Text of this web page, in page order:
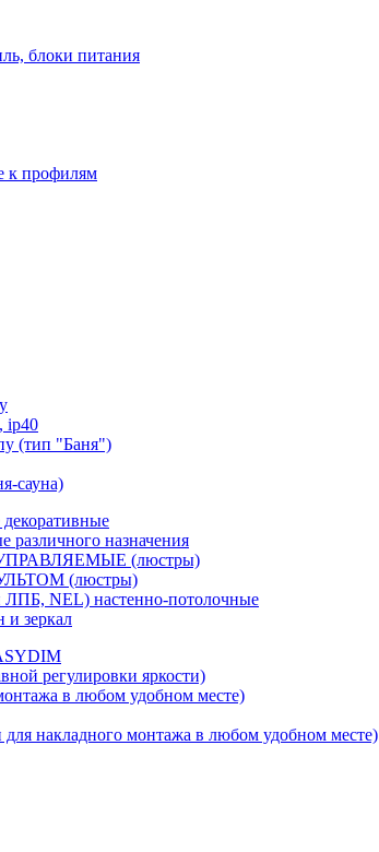
блоки питания
к профилям
ip40
(тип "Баня")
сауна)
различного назначения
УПРАВЛЯЕМЫЕ (люстры)
(люстры)
NEL) настенно-потолочные
и зеркал
регулировки яркости)
в любом удобном месте)
накладного монтажа в любом удобном месте)